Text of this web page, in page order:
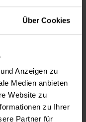
Über Cookies
Anzeigen zu
Medien anbieten
Website zu
zu Ihrer
Partner für
oder Schweißen
Bedeutung wie
eminent. Denn
Dehnungen
Finite Elemente